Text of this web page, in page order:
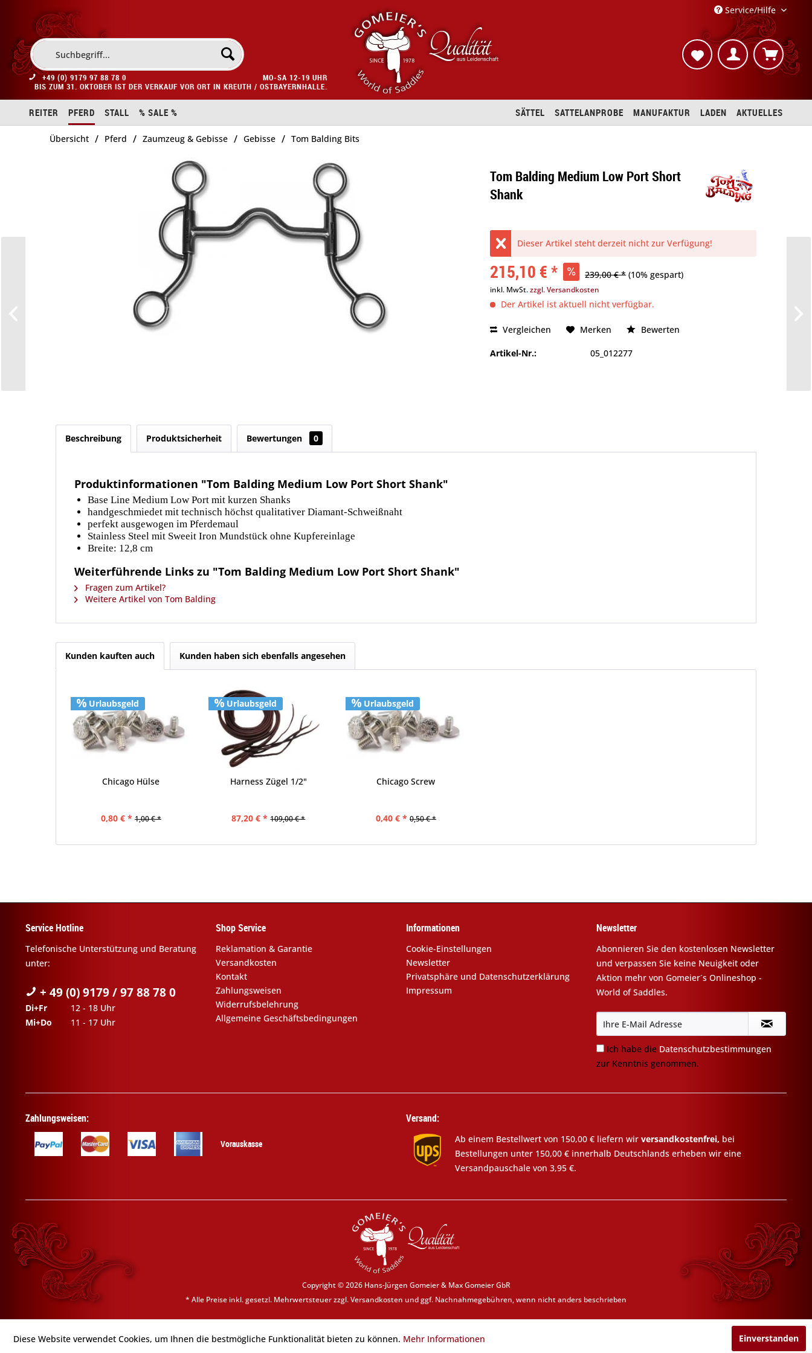
Service/Hilfe
+49 (0) 9179 97 88 78 0
MO-SA 12-19 UHR
BIS ZUM 31. OKTOBER IST DER VERKAUF VOR ORT IN KREUTH / OSTBAYERNHALLE.
REITER PFERD STALL % SALE % AKTUELLES
LADEN
MANUFAKTUR
SATTELANPROBE
SÄTTEL
Übersicht / Pferd / Zaumzeug & Gebisse / Gebisse / Tom Balding Bits
Tom Balding Medium Low Port Short
Shank
Dieser Artikel steht derzeit nicht zur Verfügung!
215,10 € * 239,00 € * (10% gespart)
inkl. MwSt.zzgl. Versandkosten
Der Artikel ist aktuell nicht verfügbar.
Vergleichen Merken Bewerten
Artikel-Nr.: 05_012277
Beschreibung Produktsicherheit Bewertungen 0
Produktinformationen "Tom Balding Medium Low Port Short Shank"
Base Line Medium Low Port mit kurzen Shanks
handgeschmiedet mit technisch höchst qualitativer Diamant-Schweißnaht
perfekt ausgewogen im Pferdemaul
Stainless Steel mit Sweeit Iron Mundstück ohne Kupfereinlage
Breite: 12,8 cm
Weiterführende Links zu "Tom Balding Medium Low Port Short Shank"
Fragen zum Artikel?
Weitere Artikel von Tom Balding
Kunden kauften auch Kunden haben sich ebenfalls angesehen
Urlaubsgeld
Chicago Hülse
0,80 € * 1,00 € *
Urlaubsgeld
Harness Zügel 1/2"
87,20 € * 109,00 € *
Urlaubsgeld
Chicago Screw
0,40 € * 0,50 € *
Service Hotline
Telefonische Unterstützung und Beratung
unter:
+ 49 (0) 9179 / 97 88 78 0
Di+Fr
12 - 18 Uhr
Mi+Do
11 - 17 Uhr
Shop Service
Reklamation & Garantie
Versandkosten
Kontakt
Zahlungsweisen
Widerrufsbelehrung
Allgemeine Geschäftsbedingungen
Informationen
Cookie-Einstellungen
Newsletter
Privatsphäre und Datenschutzerklärung
Impressum
Newsletter
Abonnieren Sie den kostenlosen Newsletter
und verpassen Sie keine Neuigkeit oder
Aktion mehr von Gomeier´s Onlineshop -
World of Saddles.
Ich habe die Datenschutzbestimmungen
zur Kenntnis genommen.
Zahlungsweisen:
Vorauskasse
Versand:
Ab einem Bestellwert von 150,00 € liefern wir versandkostenfrei, bei
Bestellungen unter 150,00 € innerhalb Deutschlands erheben wir eine
Versandpauschale von 3,95 €.
Copyright © 2026 Hans-Jürgen Gomeier & Max Gomeier GbR
* Alle Preise inkl. gesetzl. Mehrwertsteuer zzgl.Versandkosten und ggf. Nachnahmegebühren, wenn nicht anders beschrieben
Diese Website verwendet Cookies, um Ihnen die bestmögliche Funktionalität bieten zu können. Mehr Informationen Einverstanden